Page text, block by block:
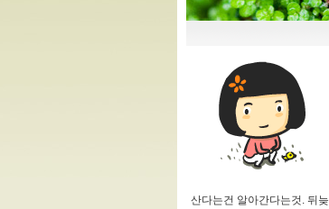
산다는건 알아간다는것. 뒤늦